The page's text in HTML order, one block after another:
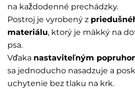
na každodenné prechádzky.
Postroj je vyrobený z
materiálu, ktorý je mäkký na
psa.
Vďaka nastaviteľným
sa jednoducho nasadzuje a
uchytenie bez tlaku na krk.